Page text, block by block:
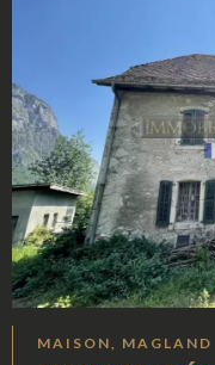
MAISON, MAGLAND